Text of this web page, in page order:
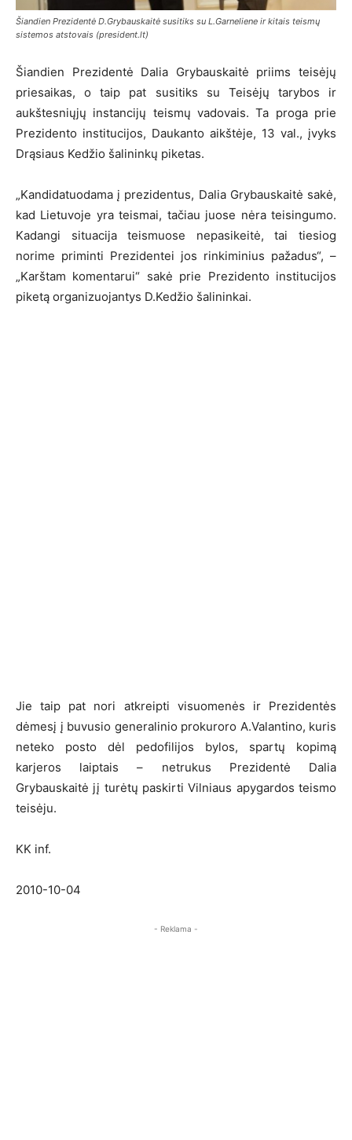
Šiandien Prezidentė D.Grybauskaitė susitiks su L.Garneliene ir kitais teismų
sistemos atstovais (president.lt)
Šiandien Prezidentė Dalia Grybauskaitė priims teisėjų
priesaikas, o taip pat susitiks su Teisėjų tarybos ir
aukštesniųjų instancijų teismų vadovais. Ta proga prie
Prezidento institucijos, Daukanto aikštėje, 13 val., įvyks
Drąsiaus Kedžio šalininkų piketas.
„Kandidatuodama į prezidentus, Dalia Grybauskaitė sakė,
kad Lietuvoje yra teismai, tačiau juose nėra teisingumo.
Kadangi situacija teismuose nepasikeitė, tai tiesiog
norime priminti Prezidentei jos rinkiminius pažadus“, –
„Karštam komentarui“ sakė prie Prezidento institucijos
piketą organizuojantys D.Kedžio šalininkai.
Jie taip pat nori atkreipti visuomenės ir Prezidentės
dėmesį į buvusio generalinio prokuroro A.Valantino, kuris
neteko posto dėl pedofilijos bylos, spartų kopimą
karjeros laiptais – netrukus Prezidentė Dalia
Grybauskaitė jį turėtų paskirti Vilniaus apygardos teismo
teisėju.
KK inf.
2010-10-04
- Reklama -